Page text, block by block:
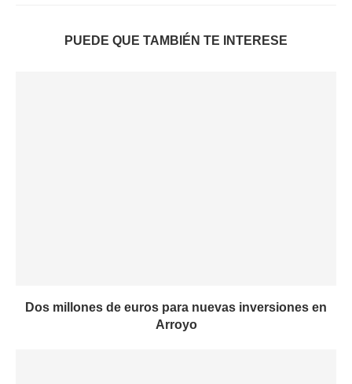
PUEDE QUE TAMBIÉN TE INTERESE
Dos millones de euros para nuevas inversiones en
Arroyo